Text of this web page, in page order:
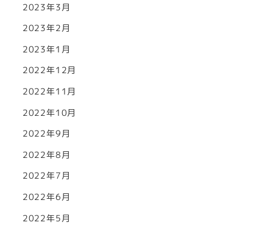
2023年3月
2023年2月
2023年1月
2022年12月
2022年11月
2022年10月
2022年9月
2022年8月
2022年7月
2022年6月
2022年5月